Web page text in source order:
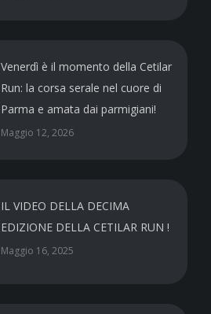
Venerdì è il momento della Cetilar
Run: la corsa serale nel cuore di
Parma e amata dai parmigiani!
Maggio 12, 2026
IL VIDEO DELLA DECIMA
EDIZIONE DELLA CETILAR RUN !
Maggio 16, 2025